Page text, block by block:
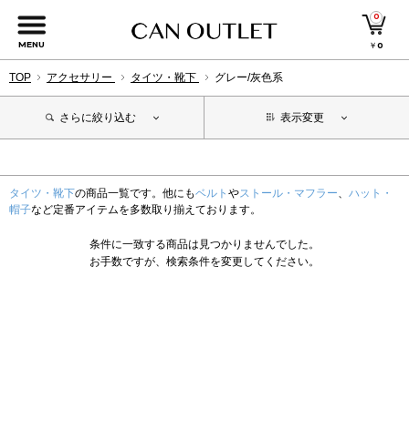
MENU
0
￥0
TOP アクセサリー タイツ・靴下 グレー/灰色系
さらに絞り込む 表示変更
タイツ・靴下の商品一覧です。他にもベルト やストール・マフラー、 ハット・
帽子など定番アイテムを多数取り揃えております。
条件に一致する商品は見つかりませんでした。
お手数ですが、検索条件を変更してください。